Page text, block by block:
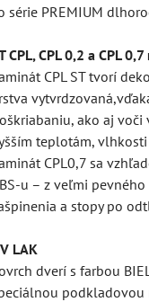
série PREMIUM
CPL, CPL 0,2 a CPL 0,7
CPL ST tvorí
ako aj voči
teplotám, vlhkosti
CPL0,7 sa
u – z veľmi
a stopy po
LAK
dverí s farbou
podkladovou